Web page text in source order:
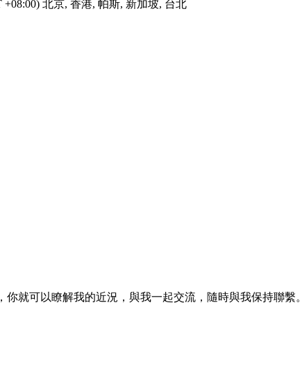
+08:00) 北京, 香港, 帕斯, 新加坡, 台北
你就可以瞭解我的近況，與我一起交流，隨時與我保持聯繫。